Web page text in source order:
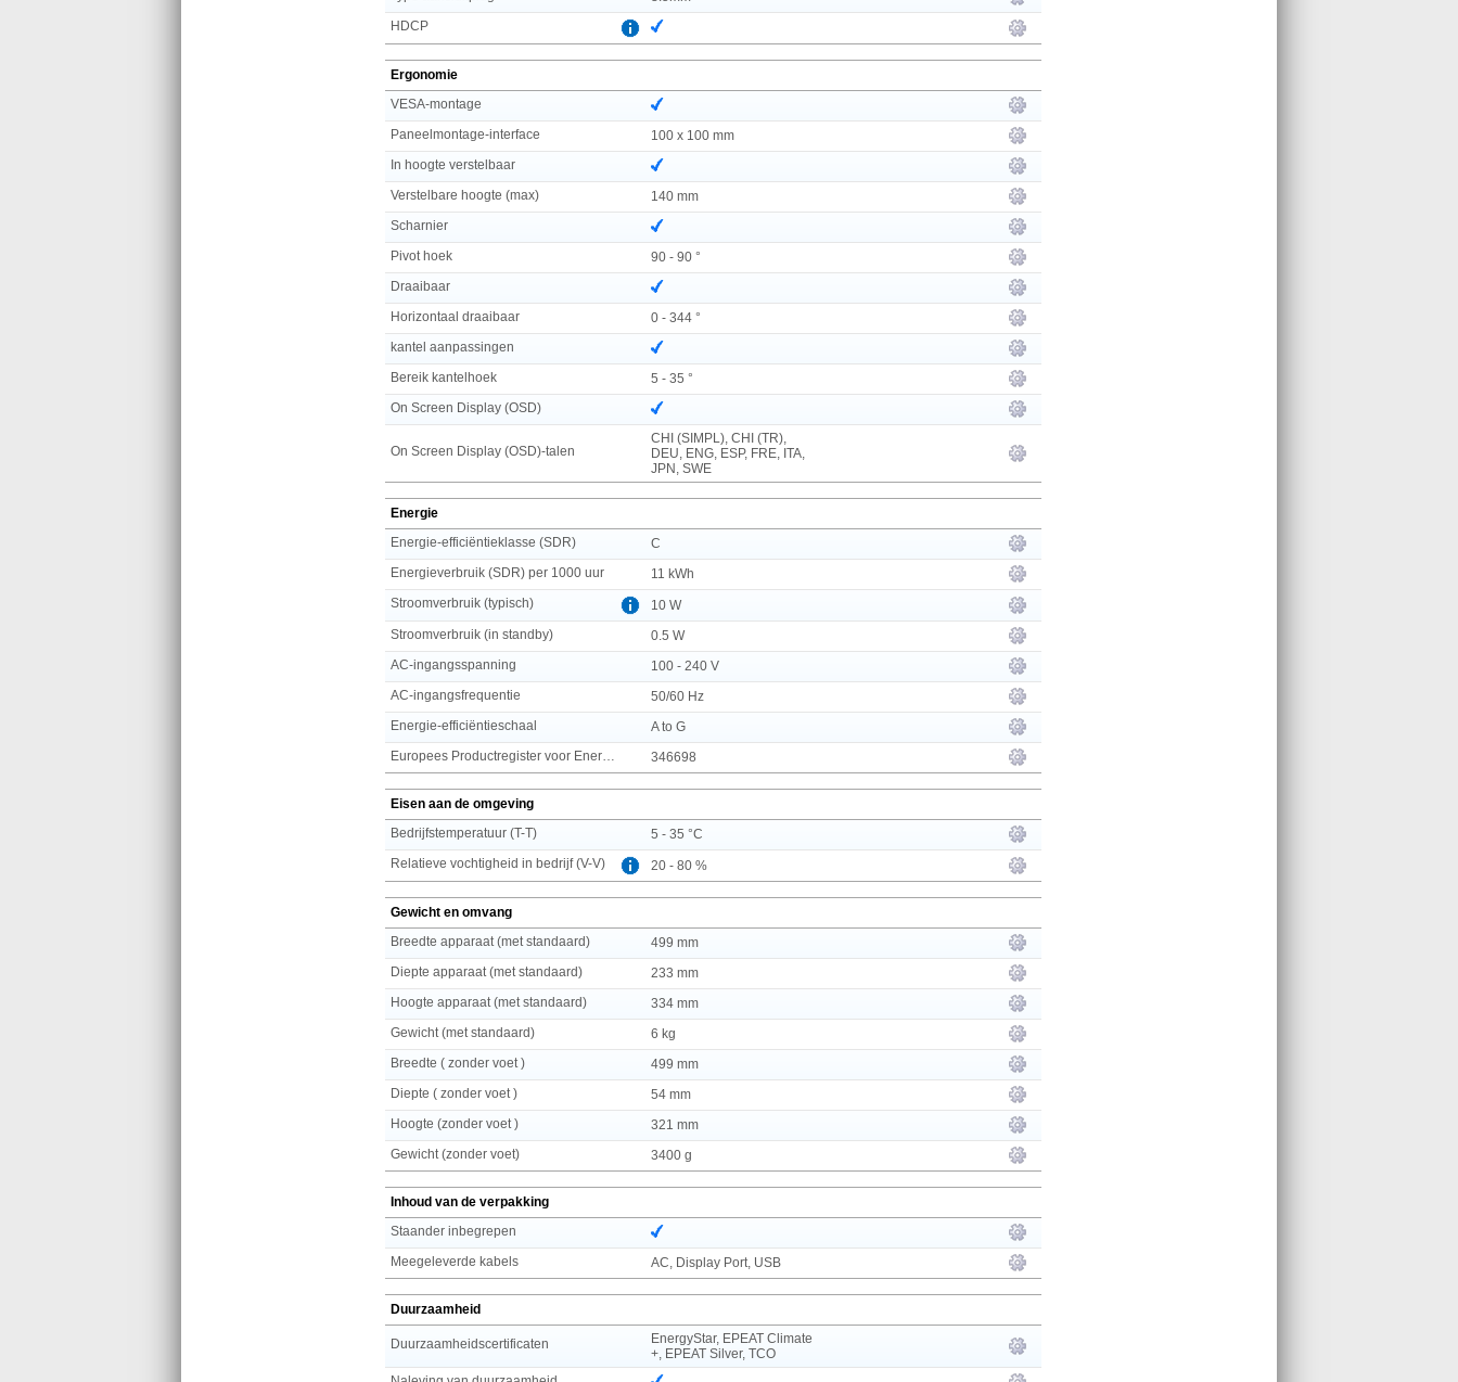
HDCP
Ergonomie
VESA-montage
Paneelmontage-interface
100 x 100 mm
In hoogte verstelbaar
Verstelbare hoogte (max)
140 mm
Scharnier
Pivot hoek
90 - 90 °
Draaibaar
Horizontaal draaibaar
0 - 344 °
kantel aanpassingen
Bereik kantelhoek
5 - 35 °
On Screen Display (OSD)
On Screen Display (OSD)-talen
CHI (SIMPL), CHI (TR),
DEU, ENG, ESP, FRE, ITA,
JPN, SWE
Energie
Energie-efficiëntieklasse (SDR)
C
Energieverbruik (SDR) per 1000 uur
11 kWh
Stroomverbruik (typisch)
10 W
Stroomverbruik (in standby)
0.5 W
AC-ingangsspanning
100 - 240 V
AC-ingangsfrequentie
50/60 Hz
Energie-efficiëntieschaal
A to G
346698
Eisen aan de omgeving
Bedrijfstemperatuur (T-T)
5 - 35 °C
Relatieve vochtigheid in bedrijf (V-V)
20 - 80 %
Gewicht en omvang
Breedte apparaat (met standaard)
499 mm
Diepte apparaat (met standaard)
233 mm
Hoogte apparaat (met standaard)
334 mm
Gewicht (met standaard)
6 kg
Breedte ( zonder voet )
499 mm
Diepte ( zonder voet )
54 mm
Hoogte (zonder voet )
321 mm
Gewicht (zonder voet)
3400 g
Inhoud van de verpakking
Staander inbegrepen
Meegeleverde kabels
AC, Display Port, USB
Duurzaamheid
Duurzaamheidscertificaten
EnergyStar, EPEAT Climate
+, EPEAT Silver, TCO